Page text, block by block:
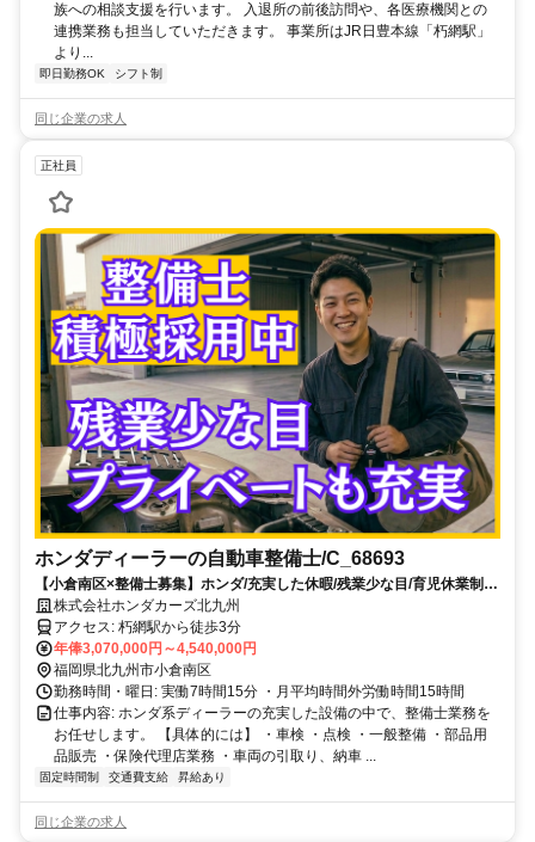
族への相談支援を行います。 入退所の前後訪問や、各医療機関との
連携業務も担当していただきます。 事業所はJR日豊本線「朽網駅」
より...
即日勤務OK シフト制
同じ企業の求人
正社員
ホンダディーラーの自動車整備士/C_68693
【小倉南区×整備士募集】ホンダ/充実した休暇/残業少な目/育児休業制度
（取得実績あり）
株式会社ホンダカーズ北九州
アクセス: 朽網駅から徒歩3分
年俸3,070,000円～4,540,000円
福岡県北九州市小倉南区
勤務時間・曜日: 実働7時間15分 ・月平均時間外労働時間15時間
仕事内容: ホンダ系ディーラーの充実した設備の中で、整備士業務を
お任せします。 【具体的には】 ・車検 ・点検 ・一般整備 ・部品用
品販売 ・保険代理店業務 ・車両の引取り、納車 ...
固定時間制 交通費支給 昇給あり
同じ企業の求人